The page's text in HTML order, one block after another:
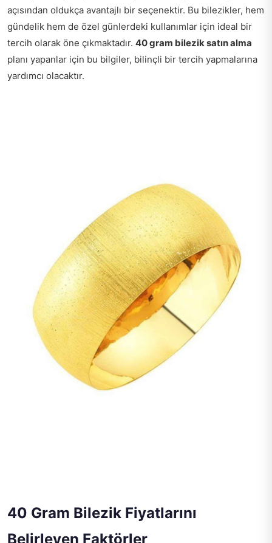
açısından oldukça avantajlı bir seçenektir. Bu bilezikler, hem
gündelik hem de özel günlerdeki kullanımlar için ideal bir
tercih olarak öne çıkmaktadır. 40 gram bilezik satın alma
planı yapanlar için bu bilgiler, bilinçli bir tercih yapmalarına
yardımcı olacaktır.
40 Gram Bilezik Fiyatlarını
Belirleyen Faktörler